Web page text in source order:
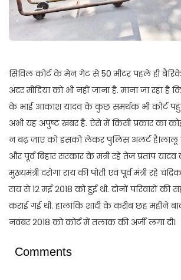
सिविल कोर्ट के मेन गेट से 50 मीटर पहले ही
अंदर मीडिया को भी नहीं जाना है. माना जा रहा
के भाई आकाश यादव के कुछ समर्थक भी कोर्ट
अभी यह अपुष्ट खबर है. ऐसे में किसी प्रकार का
न बढ़ जाए को इसको लेकर पुलिस अलर्ट है।लालू
और पूर्व बिहार सरकार के मंत्री रहे तेज प्रताप यादव
मुख्यमंत्री दरोगा राय की पोती एवं पूर्व मंत्री रहे
राय से 12 मई 2018 को हुई थी. दोनों परिवारों की
कराई गई थी. हालांकि शादी के करीब छह महीने
नवंबर 2018 को कोर्ट में तलाक की अर्जी लगा दी।
Comments